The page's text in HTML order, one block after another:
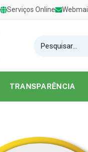
Serviços Online Webmail
TRANSPARÊNCIA